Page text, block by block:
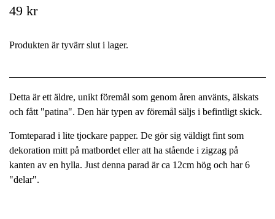
49 kr
Produkten är tyvärr slut i lager.
Detta är ett äldre, unikt föremål som genom åren använts, älskats
och fått "patina". Den här typen av föremål säljs i befintligt skick.
Tomteparad i lite tjockare papper. De gör sig väldigt fint som
dekoration mitt på matbordet eller att ha stående i zigzag på
kanten av en hylla. Just denna parad är ca 12cm hög och har 6
"delar".